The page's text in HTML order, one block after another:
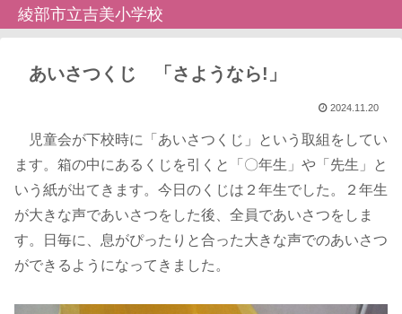
綾部市立吉美小学校
あいさつくじ 「さようなら!」
2024.11.20
児童会が下校時に「あいさつくじ」という取組をしてい
ます。箱の中にあるくじを引くと「〇年生」や「先生」と
いう紙が出てきます。今日のくじは２年生でした。２年生
が大きな声であいさつをした後、全員であいさつをしま
す。日毎に、息がぴったりと合った大きな声でのあいさつ
ができるようになってきました。